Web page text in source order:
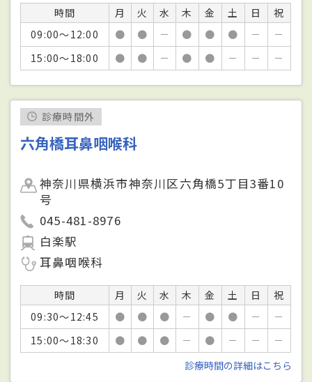
時間 月 火 水 木 金 土 日
祝
09:00～12:00
● ● － ● ● ● －
－
15:00～18:00
● ● － ● ● － － －
診療時間外
六角橋耳鼻咽喉科
神奈川県横浜市神奈川区六角橋5丁目3番10
号
045-481-8976
白楽駅
耳鼻咽喉科
時間 月 火 水 木 金 土 日
祝
09:30～12:45
● ● ● － ● ● －
－
15:00～18:30
● ● ● － ● － －
－
診療時間の詳細はこちら